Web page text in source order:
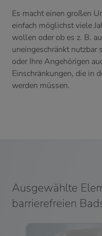
Es macht einen großen
einfach möglichst viele
wollen oder ob es z. B.
uneingeschränkt
oder Ihre Angehörigen
Einschränkungen, die in
werden müssen.
Ausgewählte
barrierefreien